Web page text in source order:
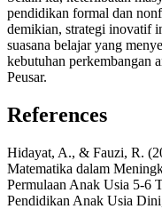
pendidikan formal dan
demikian, strategi inovatif
suasana belajar yang
kebutuhan perkembangan
Peusar.
References
Hidayat, A., & Fauzi, R.
Matematika dalam
Permulaan Anak Usia 5-6
Pendidikan Anak Usia